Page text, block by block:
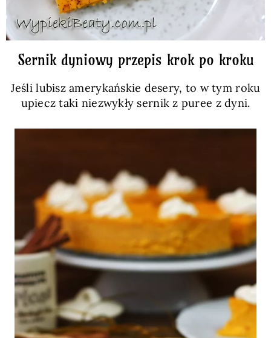
Sernik dyniowy przepis krok po kroku
Jeśli lubisz amerykańskie desery, to w tym roku
upiecz taki niezwykły sernik z puree z dyni.